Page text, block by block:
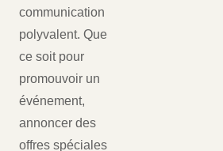
communication
polyvalent. Que
ce soit pour
promouvoir un
événement,
annoncer des
offres spéciales